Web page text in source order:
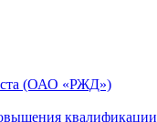
(ОАО «РЖД»)
квалификации